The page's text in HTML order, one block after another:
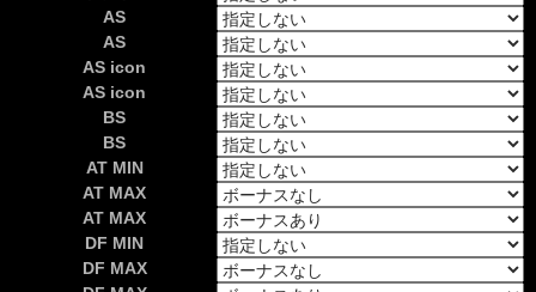
AS
AS
AS icon
AS icon
BS
BS
AT MIN
AT MAX
AT MAX
DF MIN
DF MAX